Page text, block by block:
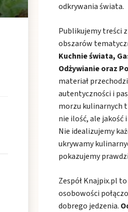
odkrywania świata.
Publikujemy treści
obszarów
Kuchnie świata,
Odżywianie oraz
materiał
autentyczności i
morzu kulinarnych
nie ilość, ale jakość
Nie idealizujemy
ukrywamy
pokazujemy
Zespół Knajpix.pl
osobowości
dobrego jedzenia.